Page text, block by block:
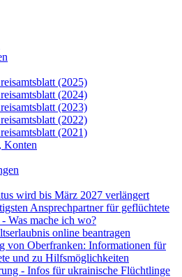
(2025)
(2024)
(2023)
(2022)
(2021)
Konten
wird bis März 2027 verlängert
Ansprechpartner für geflüchtete
- Was mache ich wo?
online beantragen
von Oberfranken: Informationen für
und zu Hilfsmöglichkeiten
- Infos für ukrainische Flüchtlinge